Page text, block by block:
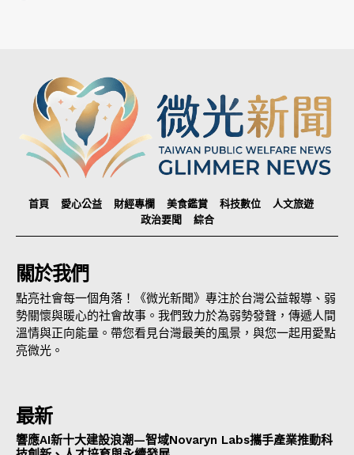
首頁 愛心公益 財經專欄 美食鑑賞 科技數位
人文旅遊
政治要聞
綜合
關於我們
點亮社會每一個角落！《微光新聞》專注於台灣公益報導、弱
勢關懷與暖心的社會故事。我們致力於為弱勢發聲，傳遞人間
溫情與正向能量。帶您看見台灣最美的風景，與您一起用愛點
亮微光。
最新
響應AI新十大建設浪潮—智域Novaryn Labs攜手產業推動科